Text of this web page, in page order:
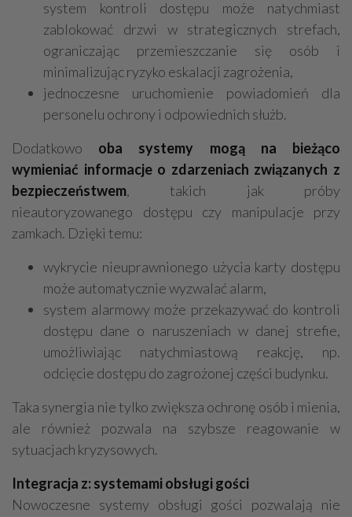
system kontroli dostępu może natychmiast
zablokować drzwi w strategicznych strefach,
ograniczając przemieszczanie się osób i
minimalizując ryzyko eskalacji zagrożenia,
jednoczesne uruchomienie powiadomień dla
personelu ochrony i odpowiednich służb.
Dodatkowo oba systemy mogą na bieżąco
wymieniać informacje o zdarzeniach związanych z
bezpieczeństwem, takich jak próby
nieautoryzowanego dostępu czy manipulacje przy
zamkach. Dzięki temu:
wykrycie nieuprawnionego użycia karty dostępu
może automatycznie wyzwalać alarm,
system alarmowy może przekazywać do kontroli
dostępu dane o naruszeniach w danej strefie,
umożliwiając natychmiastową reakcję, np.
odcięcie dostępu do zagrożonej części budynku.
Taka synergia nie tylko zwiększa ochronę osób i mienia,
ale również pozwala na szybsze reagowanie w
sytuacjach kryzysowych.
Integracja z: systemami obsługi gości
Nowoczesne systemy obsługi gości pozwalają nie